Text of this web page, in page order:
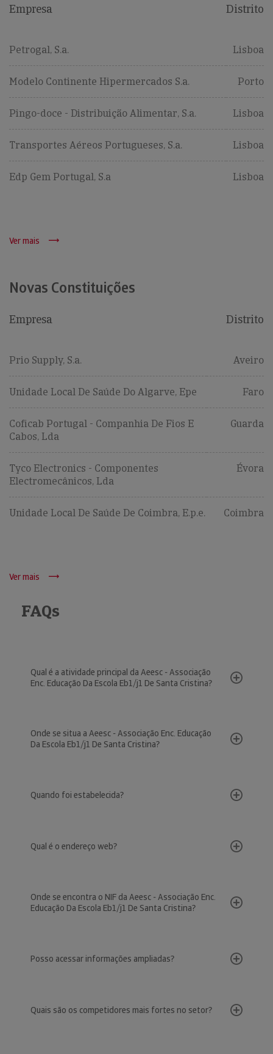
Empresa Distrito
Petrogal, S.a. Lisboa
Modelo Continente Hipermercados S.a. Porto
Pingo-doce - Distribuição Alimentar, S.a. Lisboa
Transportes Aéreos Portugueses, S.a. Lisboa
Edp Gem Portugal, S.a Lisboa
Ver mais
Novas Constituições
Empresa Distrito
Prio Supply, S.a. Aveiro
Unidade Local De Saúde Do Algarve, Epe Faro
Coficab Portugal - Companhia De Fios E
Cabos, Lda
Guarda
Tyco Electronics - Componentes
Electromecânicos, Lda
Évora
Unidade Local De Saúde De Coimbra, E.p.e. Coimbra
Ver mais
FAQs
Qual é a atividade principal da Aeesc - Associação
Enc. Educação Da Escola Eb1/j1 De Santa Cristina?
Onde se situa a Aeesc - Associação Enc. Educação
Da Escola Eb1/j1 De Santa Cristina?
Quando foi estabelecida?
Qual é o endereço web?
Onde se encontra o NIF da Aeesc - Associação Enc.
Educação Da Escola Eb1/j1 De Santa Cristina?
Posso acessar informações ampliadas?
Quais são os competidores mais fortes no setor?